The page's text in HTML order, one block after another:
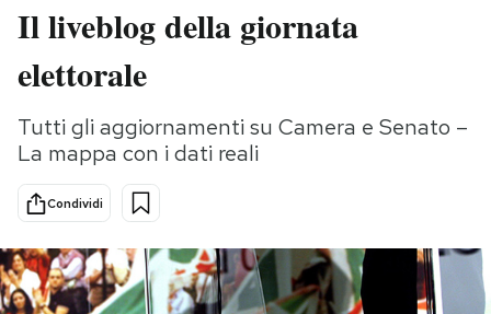
Italia
Politica
Tecnologia
Internet
Scienza
Cultura
Economia
Sport
Moda
Storie/Idee
Altrecose
Mondiali calcio 2026
Il liveblog della giornata
elettorale
Tutti gli aggiornamenti su Camera e Senato –
La mappa con i dati reali
Condividi